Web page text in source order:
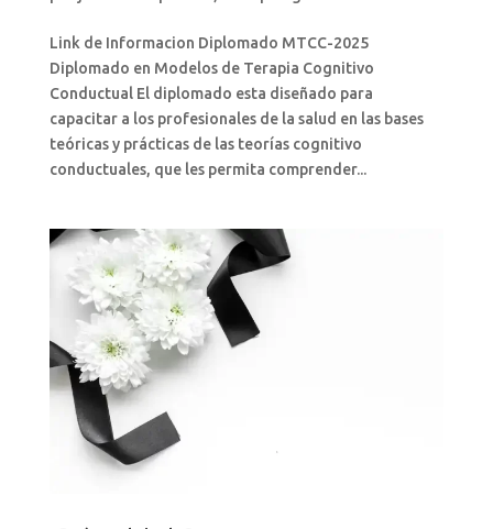
Link de Informacion Diplomado MTCC-2025
Diplomado en Modelos de Terapia Cognitivo
Conductual El diplomado esta diseñado para
capacitar a los profesionales de la salud en las bases
teóricas y prácticas de las teorías cognitivo
conductuales, que les permita comprender...